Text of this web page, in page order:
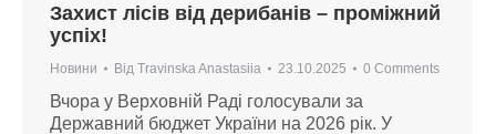
Захист лісів від дерибанів – проміжний
успіх!
Новини Від Travinska Anastasiia 23.10.2025 0 Comments
Вчора у Верховній Раді голосували за
Державний бюджет України на 2026 рік. У